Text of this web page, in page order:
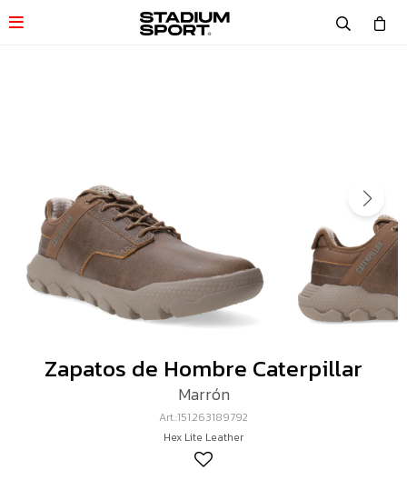

Zapatos de Hombre Caterpillar
Marrón
151.263189792
Hex Lite Leather